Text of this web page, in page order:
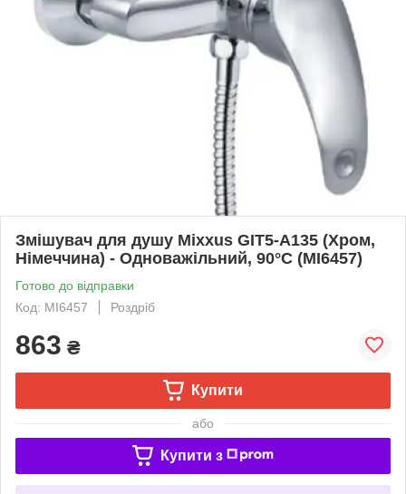
Змішувач для душу Mixxus GIT5-A135 (Хром,
Німеччина) - Одноважільний, 90°C (MI6457)
Готово до відправки
Код: MI6457
Роздріб
863 ₴
Купити
або
Купити з